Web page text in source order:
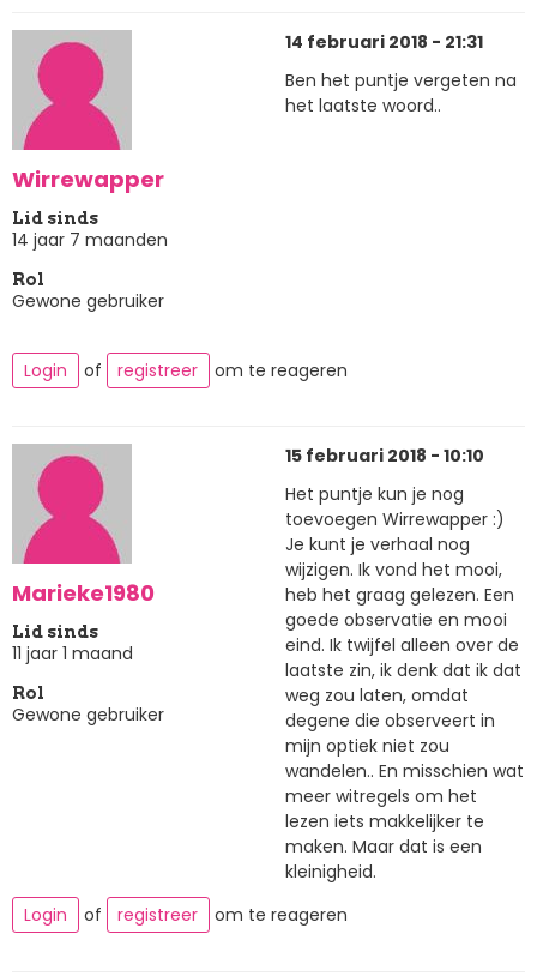
Wirrewapper
Lid sinds
14 jaar 7 maanden
Rol
Gewone gebruiker
14 februari 2018 - 21:31
Ben het puntje vergeten na
het laatste woord..
Login of registreer om te reageren
Marieke1980
Lid sinds
11 jaar 1 maand
Rol
Gewone gebruiker
15 februari 2018 - 10:10
Het puntje kun je nog
toevoegen Wirrewapper :)
Je kunt je verhaal nog
wijzigen. Ik vond het mooi,
heb het graag gelezen. Een
goede observatie en mooi
eind. Ik twijfel alleen over de
laatste zin, ik denk dat ik dat
weg zou laten, omdat
degene die observeert in
mijn optiek niet zou
wandelen.. En misschien wat
meer witregels om het
lezen iets makkelijker te
maken. Maar dat is een
kleinigheid.
Login
of registreer om te reageren